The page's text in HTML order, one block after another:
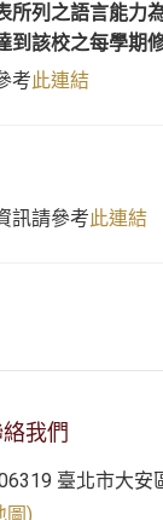
所列之語言能力
到該校之每學期
考此連結
訊請參考此連結
我們
臺北市大安
圖)